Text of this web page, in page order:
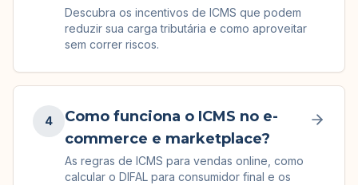
Descubra os incentivos de ICMS que podem
reduzir sua carga tributária e como aproveitar
sem correr riscos.
4
Como funciona o ICMS no e-
commerce e marketplace?
As regras de ICMS para vendas online, como
calcular o DIFAL para consumidor final e os